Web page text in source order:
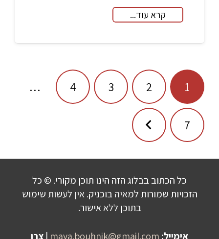
קרא עוד...
ניווט
1
2
3
4
…
7
כל הכתוב בבלוג הזה הינו תוכן מקורי. © כל
הזכויות שמורות למאיה בוכניק. אין לעשות שימוש
בתוכן ללא אישור.
אימייל: maya.bouhnik@gmail.com
| צרו